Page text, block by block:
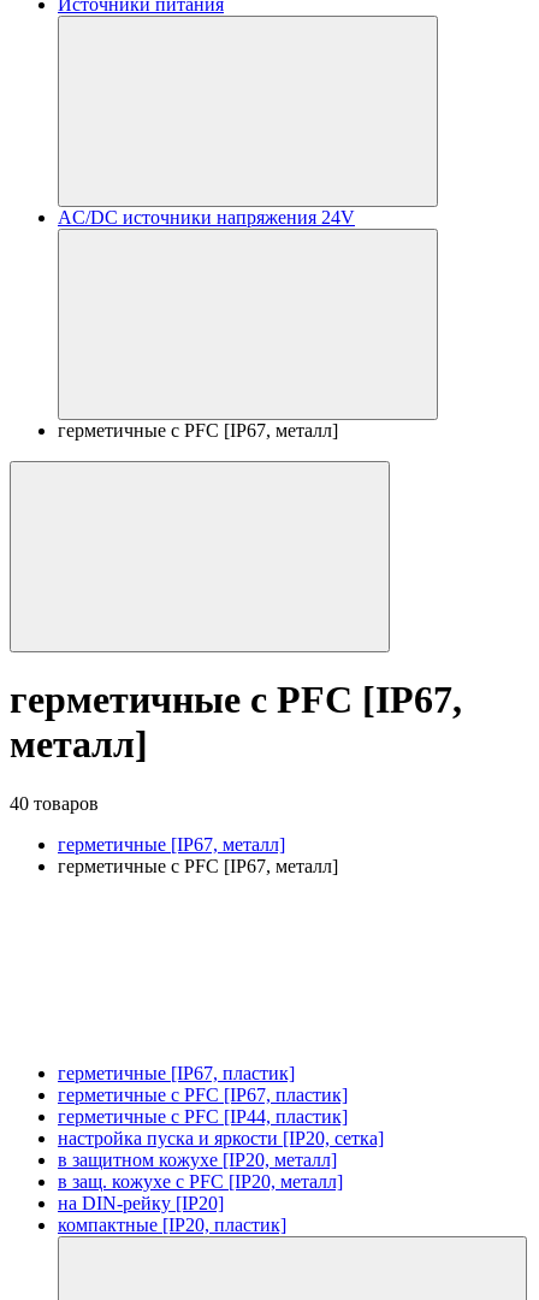
Источники питания
AC/DC источники напряжения 24V
герметичные с PFC [IP67, металл]
герметичные с PFC [IP67,
металл]
40 товаров
герметичные [IP67, металл]
герметичные с PFC [IP67, металл]
герметичные [IP67, пластик]
герметичные с PFC [IP67, пластик]
герметичные с PFC [IP44, пластик]
настройка пуска и яркости [IP20, сетка]
в защитном кожухе [IP20, металл]
в защ. кожухе с PFC [IP20, металл]
на DIN-рейку [IP20]
компактные [IP20, пластик]